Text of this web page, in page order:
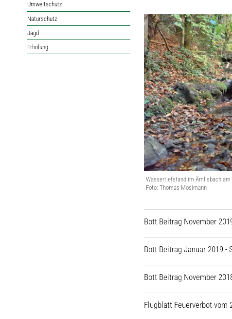
Umweltschutz
Naturschutz
Jagd
Erholung
Wassertiefstand im Ämlisbach am
Foto: Thomas Mosimann
Bott Beitrag November
Bott Beitrag Januar 2019 -
Bott Beitrag November
Flugblatt Feuerverbot vom